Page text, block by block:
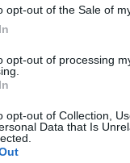
opt-out of the Sale of
opt-out of processing
opt-out of Collection,
Data that Is